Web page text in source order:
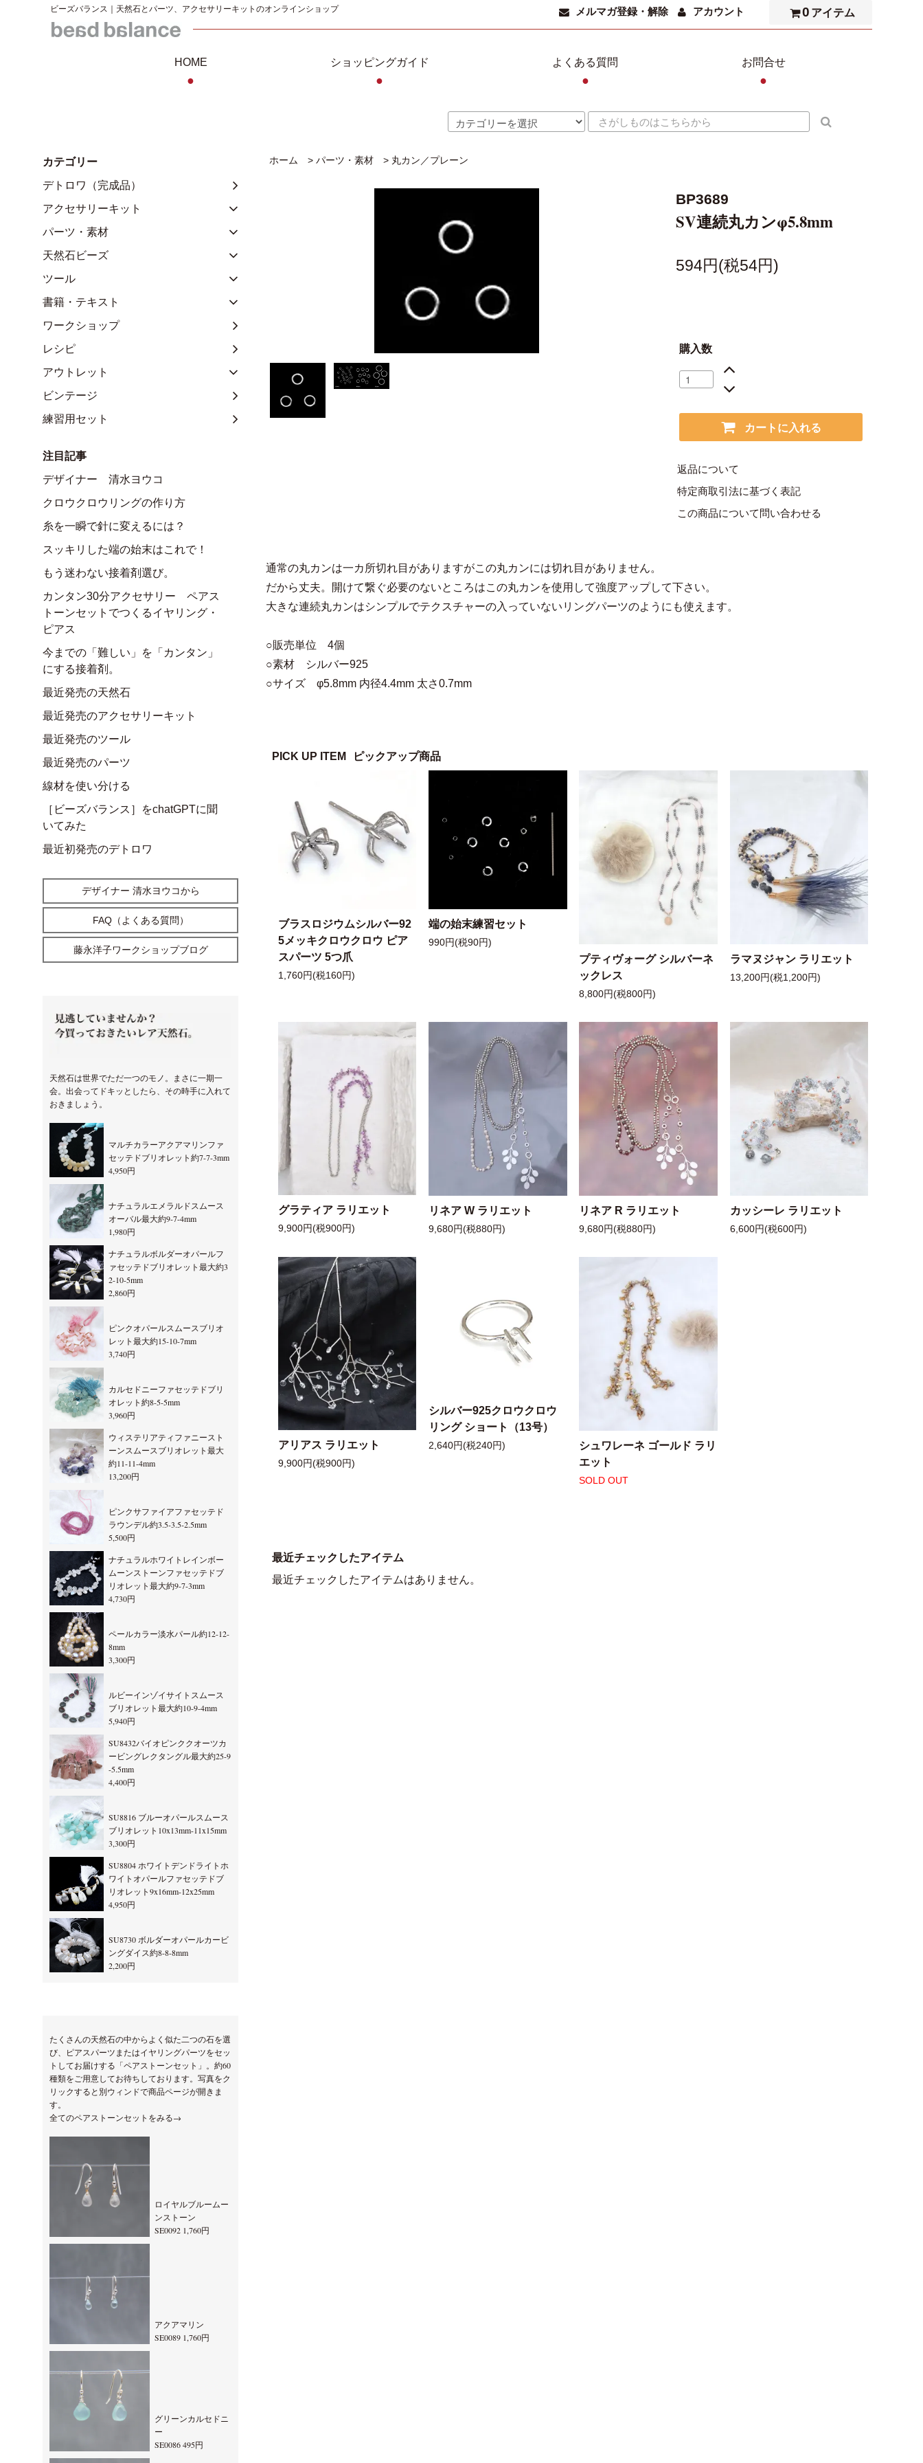
ビーズバランス｜天然石とパーツ、アクセサリーキットのオンラインショップ メルマガ登録・解除 アカウント 0 アイテム
HOME
●
ショッピングガイド
●
よくある質問
●
お問合せ
●
ホーム > パーツ・素材 > 丸カン／プレーン
BP3689
SV連続丸カンφ5.8mm
594円(税54円)
購入数
カートに入れる
返品について
特定商取引法に基づく表記
この商品について問い合わせる
通常の丸カンは一カ所切れ目がありますがこの丸カンには切れ目がありません。
だから丈夫。開けて繋ぐ必要のないところはこの丸カンを使用して強度アップして下さい。
大きな連続丸カンはシンプルでテクスチャーの入っていないリングパーツのようにも使えます。
○販売単位 4個
○素材 シルバー925
○サイズ φ5.8mm 内径4.4mm 太さ0.7mm
PICK UP ITEM ピックアップ商品
ブラスロジウムシルバー92
5メッキクロウクロウ ピア
スパーツ 5つ爪
1,760円(税160円)
端の始末練習セット
990円(税90円)
プティヴォーグ シルバーネ
ックレス
8,800円(税800円)
ラマヌジャン ラリエット
13,200円(税1,200円)
グラティア ラリエット
9,900円(税900円)
リネア W ラリエット
9,680円(税880円)
リネア R ラリエット
9,680円(税880円)
カッシーレ ラリエット
6,600円(税600円)
アリアス ラリエット
9,900円(税900円)
シルバー925クロウクロウ
リング ショート（13号）
2,640円(税240円)
シュワレーネ ゴールド ラリ
エット
SOLD OUT
最近チェックしたアイテム
最近チェックしたアイテムはありません。
カテゴリー
デトロワ（完成品）
アクセサリーキット
パーツ・素材
天然石ビーズ
ツール
書籍・テキスト
ワークショップ
レシピ
アウトレット
ビンテージ
練習用セット
注目記事
デザイナー 清水ヨウコ
クロウクロウリングの作り方
糸を一瞬で針に変えるには？
スッキリした端の始末はこれで！
もう迷わない接着剤選び。
カンタン30分アクセサリー ペアス
トーンセットでつくるイヤリング・
ピアス
今までの「難しい」を「カンタン」
にする接着剤。
最近発売の天然石
最近発売のアクセサリーキット
最近発売のツール
最近発売のパーツ
線材を使い分ける
［ビーズバランス］をchatGPTに聞
いてみた
最近初発売のデトロワ
デザイナー 清水ヨウコから
FAQ（よくある質問）
藤永洋子ワークショップブログ
天然石は世界でただ一つのモノ。まさに一期一
会。出会ってドキッとしたら、その時手に入れて
おきましょう。
マルチカラーアクアマリンファ
セッテドブリオレット約7-7-3mm
4,950円
ナチュラルエメラルドスムース
オーバル最大約9-7-4mm
1,980円
ナチュラルボルダーオパールフ
ァセッテドブリオレット最大約3
2-10-5mm
2,860円
ピンクオパールスムースブリオ
レット最大約15-10-7mm
3,740円
カルセドニーファセッテドブリ
オレット約8-5-5mm
3,960円
ウィステリアティファニースト
ーンスムースブリオレット最大
約11-11-4mm
13,200円
ピンクサファイアファセッテド
ラウンデル約3.5-3.5-2.5mm
5,500円
ナチュラルホワイトレインボー
ムーンストーンファセッテドブ
リオレット最大約9-7-3mm
4,730円
ペールカラー淡水パール約12-12-
8mm
3,300円
ルビーインゾイサイトスムース
ブリオレット最大約10-9-4mm
5,940円
SU8432バイオピンククオーツカ
ービングレクタングル最大約25-9
-5.5mm
4,400円
SU8816 ブルーオパールスムース
ブリオレット10x13mm-11x15mm
3,300円
SU8804 ホワイトデンドライトホ
ワイトオパールファセッテドブ
リオレット9x16mm-12x25mm
4,950円
SU8730 ボルダーオパールカービ
ングダイス約8-8-8mm
2,200円
たくさんの天然石の中からよく似た二つの石を選
び、ピアスパーツまたはイヤリングパーツをセッ
トしてお届けする「ペアストーンセット」。約60
種類をご用意してお待ちしております。写真をク
リックすると別ウィンドで商品ページが開きま
す。
全てのペアストーンセットをみる→
ロイヤルブルームー
ンストーン
SE0092 1,760円
アクアマリン
SE0089 1,760円
グリーンカルセドニ
ー
SE0086 495円